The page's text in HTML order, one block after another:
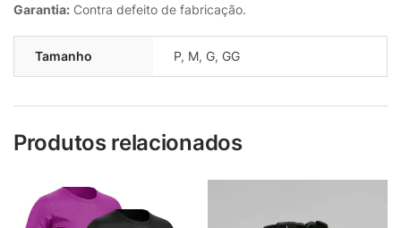
Garantia: Contra defeito de fabricação.
Tamanho P, M, G, GG
Produtos relacionados